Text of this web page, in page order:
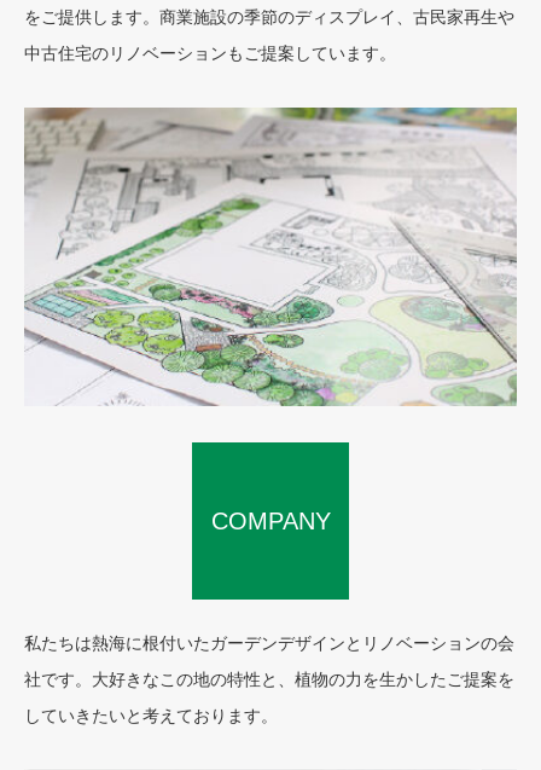
をご提供します。商業施設の季節のディスプレイ、古民家再生や
中古住宅のリノベーションもご提案しています。
SERVICE
COMPANY
私たちは熱海に根付いたガーデンデザインとリノベーションの会
社です。大好きなこの地の特性と、植物の力を生かしたご提案を
していきたいと考えております。